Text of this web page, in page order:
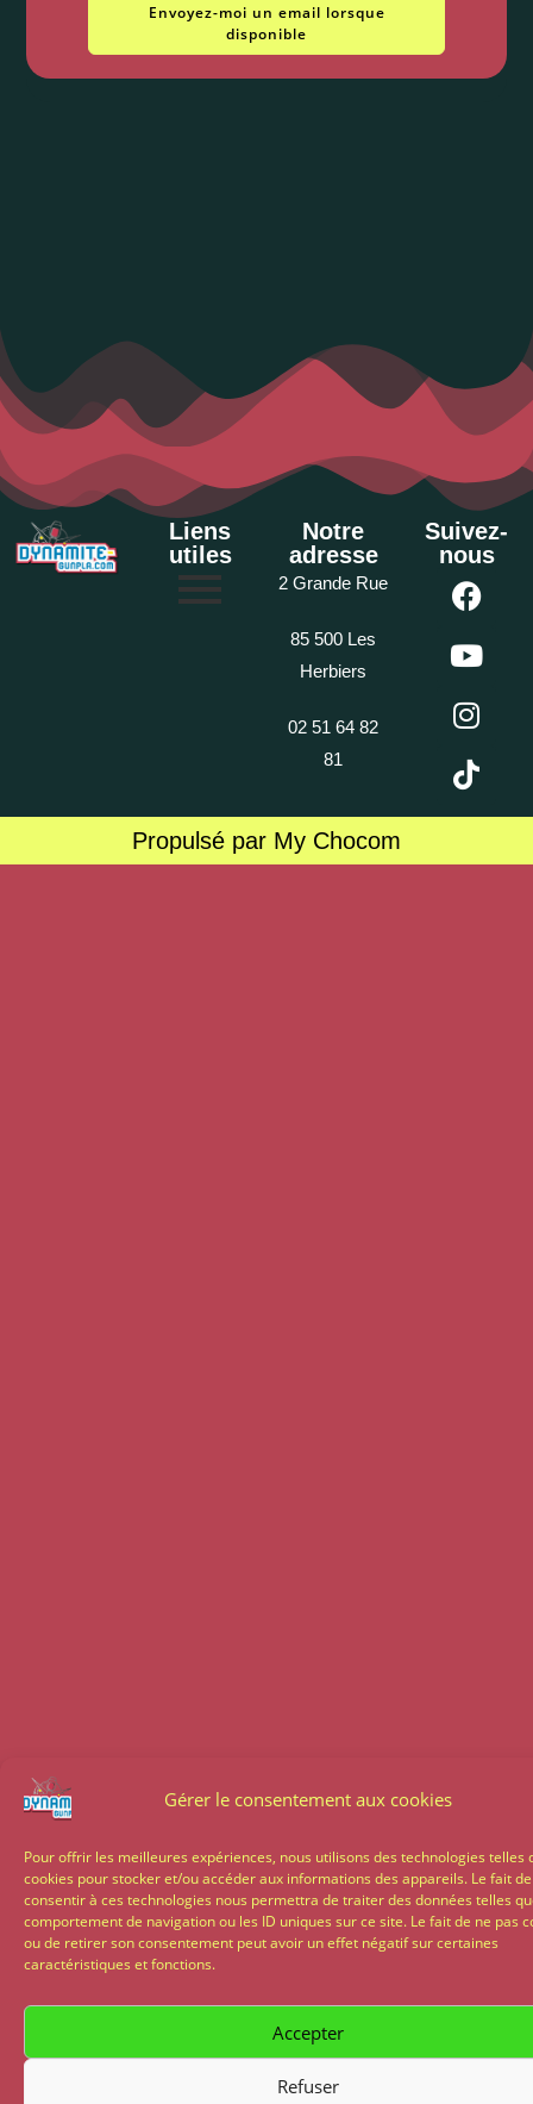
Gérer le consentement aux cookies
Pour offrir les meilleures expériences, nous utilisons des technologies telles
cookies pour stocker et/ou accéder aux informations des appareils. Le fait de
consentir à ces technologies nous permettra de traiter des données telles
comportement de navigation ou les ID uniques sur ce site. Le fait de ne pas
ou de retirer son consentement peut avoir un effet négatif sur certaines
caractéristiques et fonctions.
Accepter
Refuser
Envoyez-moi un email lorsque
disponible
Liens
utiles
Notre
adresse
2 Grande Rue
85 500 Les
Herbiers
02 51 64 82
81
Suivez-
nous
Propulsé par My Chocom